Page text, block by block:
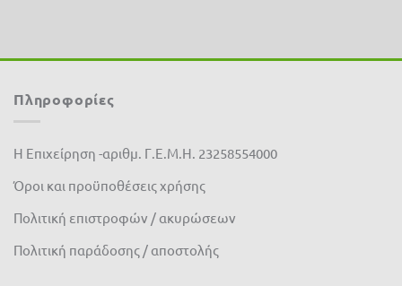
Fito
Fytro seeds (0)
Gardex(0)
Gemma(0)
GeoHumus(0)
Πληροφορίες
Η Επιχείρηση -αριθμ. Γ.Ε.Μ.Η. 23258554000
Όροι και προϋποθέσεις χρήσης
Πολιτική επιστροφών / ακυρώσεων
Πολιτική παράδοσης / αποστολής